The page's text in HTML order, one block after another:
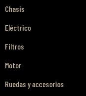
Chasis
Eléctrico
Filtros
Motor
Ruedas y accesorios